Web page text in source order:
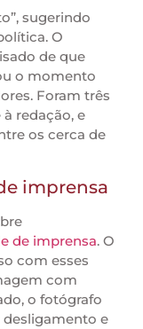
sugerindo
O
de que
o momento
Foram três
redação, e
os cerca de
imprensa
de imprensa. O
com esses
com
o fotógrafo
e